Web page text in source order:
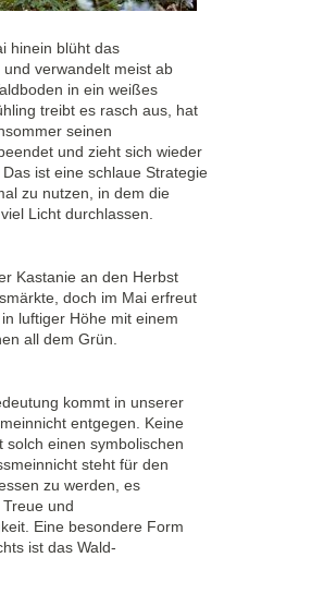
hinein blüht das
verwandelt meist ab
in ein weißes
treibt es rasch aus, hat
seinen
und zieht sich wieder
ist eine schlaue Strategie
zu nutzen, in dem die
Licht durchlassen.
Kastanie an den Herbst
doch im Mai erfreut
luftiger Höhe mit einem
all dem Grün.
kommt in unserer
entgegen. Keine
solch einen symbolischen
steht für den
zu werden, es
und
Eine besondere Form
ist das Wald-